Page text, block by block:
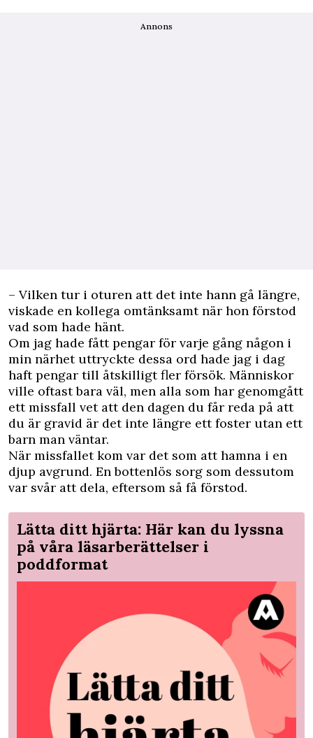
Annons
– Vilken tur i oturen att det inte hann gå längre,
viskade en kollega omtänksamt när hon förstod
vad som hade hänt.
Om jag hade fått pengar för varje gång någon i
min närhet uttryckte dessa ord hade jag i dag
haft pengar till åtskilligt fler försök. Människor
ville oftast bara väl, men alla som har genomgått
ett missfall vet att den dagen du får reda på att
du är gravid är det inte längre ett foster utan ett
barn man väntar.
När missfallet kom var det som att hamna i en
djup avgrund. En bottenlös sorg som dessutom
var svår att dela, eftersom så få förstod.
Lätta ditt hjärta: Här kan du lyssna
på våra läsarberättelser i
poddformat